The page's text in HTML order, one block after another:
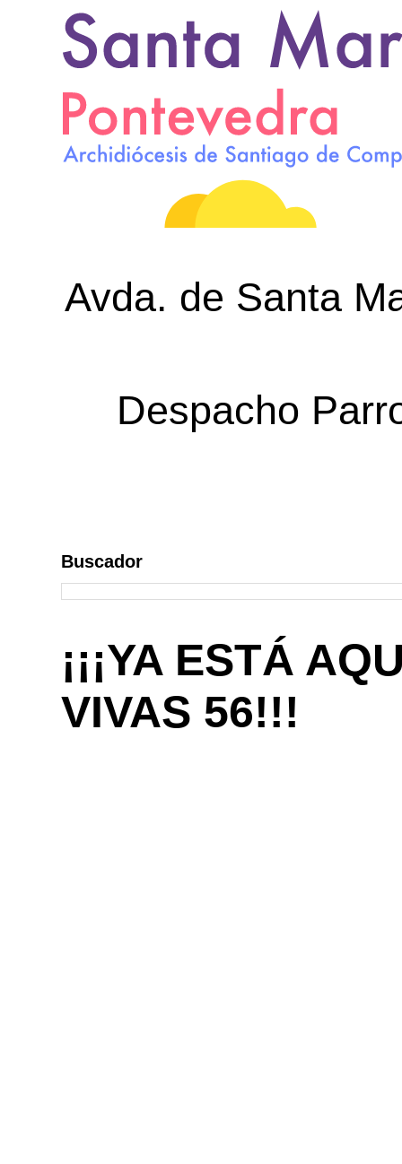
Avda. de Santa
Despacho
Buscador
¡¡¡YA ESTÁ
VIVAS 56!!!